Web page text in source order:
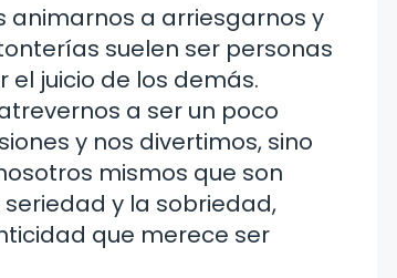
animarnos a arriesgarnos y
suelen ser personas
juicio de los demás.
a ser un poco
y nos divertimos, sino
mismos que son
y la sobriedad,
que merece ser